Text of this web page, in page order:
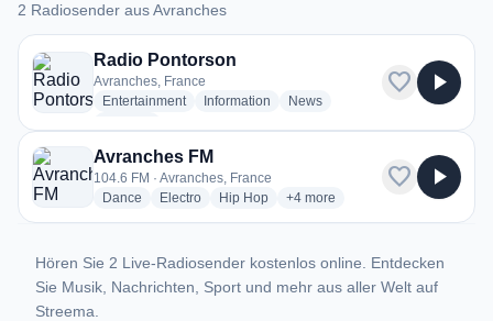
2 Radiosender aus Avranches
2 Radiosender aus Avranches
Radio Pontorson
Avranches, France
Entertainmentradio stations
Information radio stations
Newsradio stations
favorite play_arrow
Avranches FM
104.6 FM · Avranches, France
Dance radio stations
Electroradio stations
Hip Hopradio stations
+4more genres for Avranches FM
more
favorite play_arrow
Hören Sie 2 Live-Radiosender kostenlos online. Entdecken
Sie Musik, Nachrichten, Sport und mehr aus aller Welt auf
Streema.